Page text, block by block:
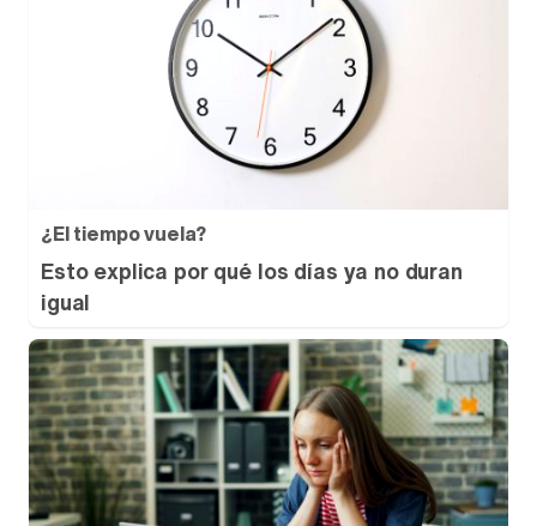
¿El tiempo vuela?
Esto explica por qué los días ya no duran
igual